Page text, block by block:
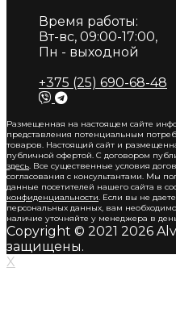
Время работы:
Вт-вс, 09:00-17:00,
Пн - выходной
+375 (25) 690-68-48
Размещенная на настоящем сайте
представления потенциальным
товаров. Настоящий сайт и
публичной офертой. С договором
здесь. Все существенные условия
согласования с консультантами. Мы
данные посетителей нашего сайта в
конфиденциальности. Если вы не
персональных данных, вам
наличие уточняйте у менеджера в
Copyright © 2021 2026
защищены.
X